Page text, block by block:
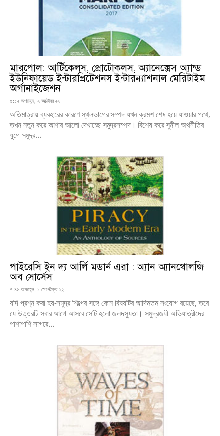
মারপোল: আর্টিকেলস, প্রোটোকলস, অ্যানেক্সেস অ্যান্ড
ইউনিফায়েড ইন্টারপ্রিটেশনস ইন্টারন্যাশনাল মেরিটাইম
অর্গানাইজেশন
৫:১২ অপরাহ্ন, ২ অক্টোবর ২২
অতিমাত্রায় ব্যবহারের কারণে স্থলভাগের সম্পদ যখন ক্রমশ শেষ হয়ে যাওয়ার পথে,
তখন নতুন করে আশার আলো দেখাচ্ছে সমুদ্রসম্পদ। বিশেষ করে সুনীল অর্থনীতির
যুগে সমুদ্র...
পাইরেসি ইন দ্য আর্লি মডার্ন এরা : অ্যান অ্যানথোলজি
অব সোর্সেস
৭:৪৬ অপরাহ্ন, ১ সেপ্টেম্বর ২২
যদি প্রশ্ন করা হয়-সমুদ্র শিল্পের সঙ্গে কোন বিষয়টির আদিমতম সংযোগ রয়েছে, তবে
যে উত্তরটি সবার আগে আসবে সেটি হলো জলদস্যুতা। সমুদ্রজয়ী অভিযাত্রীদের
পাশাপাশি সাগরে...